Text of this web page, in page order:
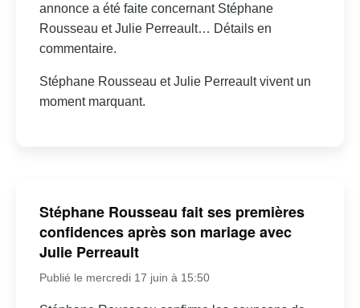
annonce a été faite concernant Stéphane
Rousseau et Julie Perreault… Détails en
commentaire.
Stéphane Rousseau et Julie Perreault vivent un
moment marquant.
Stéphane Rousseau fait ses premières
confidences après son mariage avec
Julie Perreault
Publié le mercredi 17 juin à 15:50